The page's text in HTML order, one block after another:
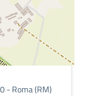
- Roma (RM)